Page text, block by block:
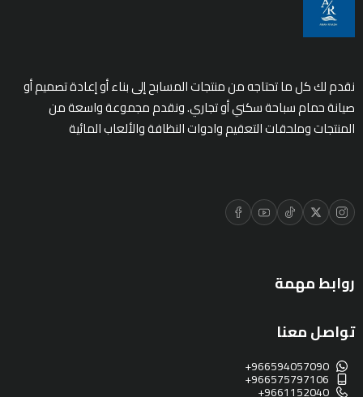
نقدم لك كل ما تحتاجه من منتجات المسابح إلى بناء أو إعادة تصميم أو
صيانة حمام سباحة سكني أو تجاري. ونقدم مجموعة واسعة من
المنتجات وملحقات التعقيم وادوات النظافة والألعاب المائية
روابط مهمة
تواصل معنا
+966594057090
+966575797106
+9661152040